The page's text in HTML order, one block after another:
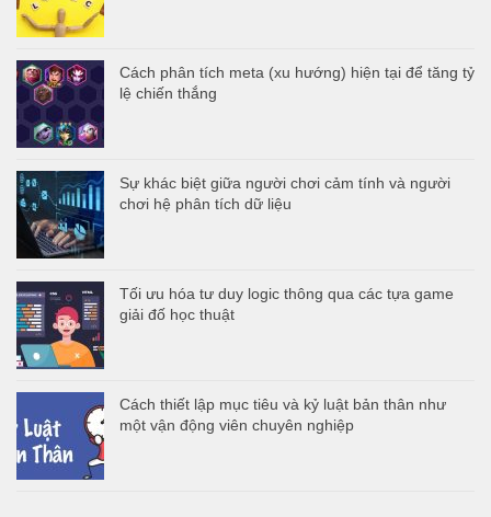
Cách phân tích meta (xu hướng) hiện tại để tăng tỷ
lệ chiến thắng
Sự khác biệt giữa người chơi cảm tính và người
chơi hệ phân tích dữ liệu
Tối ưu hóa tư duy logic thông qua các tựa game
giải đố học thuật
Cách thiết lập mục tiêu và kỷ luật bản thân như
một vận động viên chuyên nghiệp